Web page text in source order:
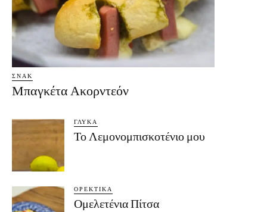
ΣΝΑΚ
Μπαγκέτα Ακορντεόν
ΓΛΥΚΆ
Το Λεμονομπισκοτένιο μου
ΟΡΕΚΤΙΚΆ
Ομελετένια Πίτσα